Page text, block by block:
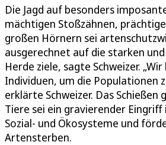
Die Jagd auf besonders
mächtigen Stoßzähnen,
großen Hörnern sei
ausgerechnet auf die starken
Herde ziele, sagte Schweizer.
Individuen, um die Populationen
erklärte Schweizer. Das Schießen
Tiere sei ein gravierender Eingriff
Sozial- und Ökosysteme und
Artensterben.